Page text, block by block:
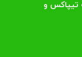
تیپاکس و